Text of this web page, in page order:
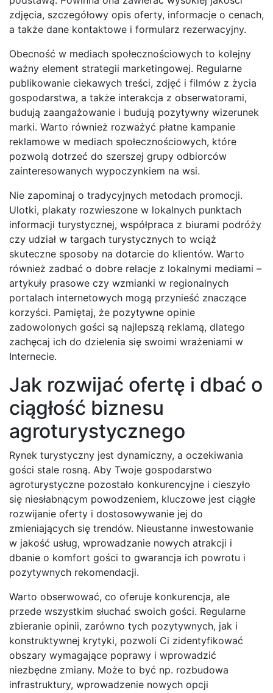
zdjęcia, szczegółowy opis oferty, informacje o cenach,
a także dane kontaktowe i formularz rezerwacyjny.
Obecność w mediach społecznościowych to kolejny
ważny element strategii marketingowej. Regularne
publikowanie ciekawych treści, zdjęć i filmów z życia
gospodarstwa, a także interakcja z obserwatorami,
budują zaangażowanie i budują pozytywny wizerunek
marki. Warto również rozważyć płatne kampanie
reklamowe w mediach społecznościowych, które
pozwolą dotrzeć do szerszej grupy odbiorców
zainteresowanych wypoczynkiem na wsi.
Nie zapominaj o tradycyjnych metodach promocji.
Ulotki, plakaty rozwieszone w lokalnych punktach
informacji turystycznej, współpraca z biurami podróży
czy udział w targach turystycznych to wciąż
skuteczne sposoby na dotarcie do klientów. Warto
również zadbać o dobre relacje z lokalnymi mediami –
artykuły prasowe czy wzmianki w regionalnych
portalach internetowych mogą przynieść znaczące
korzyści. Pamiętaj, że pozytywne opinie
zadowolonych gości są najlepszą reklamą, dlatego
zachęcaj ich do dzielenia się swoimi wrażeniami w
Internecie.
Jak rozwijać ofertę i dbać o
ciągłość biznesu
agroturystycznego
Rynek turystyczny jest dynamiczny, a oczekiwania
gości stale rosną. Aby Twoje gospodarstwo
agroturystyczne pozostało konkurencyjne i cieszyło
się niesłabnącym powodzeniem, kluczowe jest ciągłe
rozwijanie oferty i dostosowywanie jej do
zmieniających się trendów. Nieustanne inwestowanie
w jakość usług, wprowadzanie nowych atrakcji i
dbanie o komfort gości to gwarancja ich powrotu i
pozytywnych rekomendacji.
Warto obserwować, co oferuje konkurencja, ale
przede wszystkim słuchać swoich gości. Regularne
zbieranie opinii, zarówno tych pozytywnych, jak i
konstruktywnej krytyki, pozwoli Ci zidentyfikować
obszary wymagające poprawy i wprowadzić
niezbędne zmiany. Może to być np. rozbudowa
infrastruktury, wprowadzenie nowych opcji